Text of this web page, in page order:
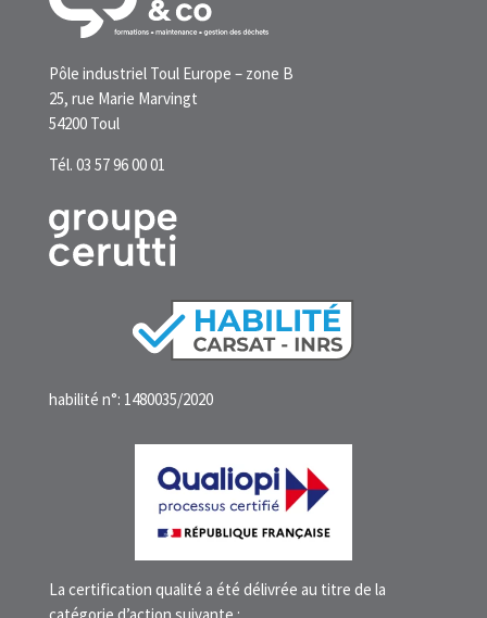
Pôle industriel Toul Europe – zone B
25, rue Marie Marvingt
54200 Toul
Tél. 03 57 96 00 01
habilité n°: 1480035/2020
La certification qualité a été délivrée au titre de la